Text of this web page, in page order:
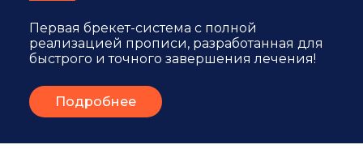
Первая брекет-система с полной
реализацией прописи, разработанная для
быстрого и точного завершения лечения!
Подробнее